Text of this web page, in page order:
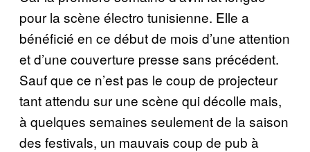
pour la scène électro tunisienne. Elle a
bénéficié en ce début de mois d’une attention
et d’une couverture presse sans précédent.
Sauf que ce n’est pas le coup de projecteur
tant attendu sur une scène qui décolle mais,
à quelques semaines seulement de la saison
des festivals, un mauvais coup de pub à